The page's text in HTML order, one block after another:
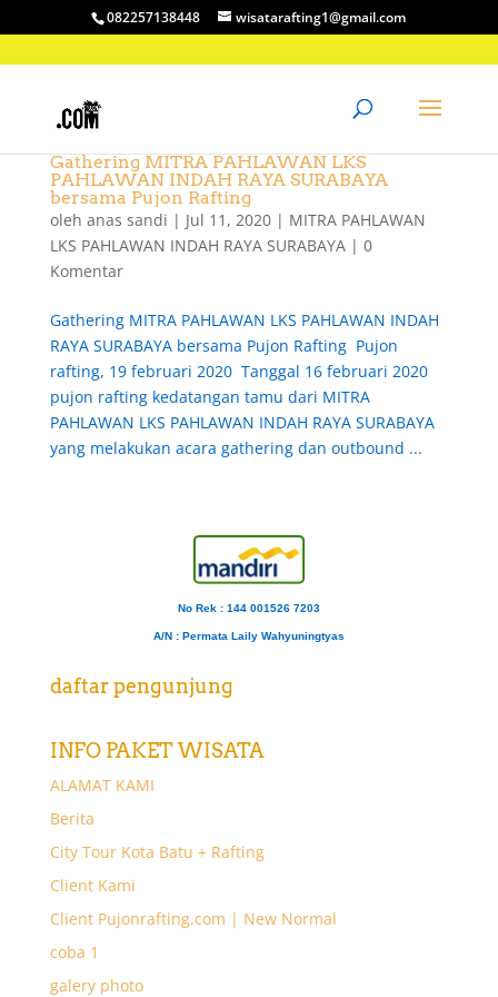
082257138448 wisatarafting1@gmail.com
Gathering MITRA PAHLAWAN LKS
PAHLAWAN INDAH RAYA SURABAYA
bersama Pujon Rafting
oleh anas sandi | Jul 11, 2020| MITRA PAHLAWAN
LKS PAHLAWAN INDAH RAYA SURABAYA| 0
Komentar
Gathering MITRA PAHLAWAN LKS PAHLAWAN INDAH
RAYA SURABAYA bersama Pujon Rafting Pujon
rafting, 19 februari 2020 Tanggal 16 februari 2020
pujon rafting kedatangan tamu dari MITRA
PAHLAWAN LKS PAHLAWAN INDAH RAYA SURABAYA
yang melakukan acara gathering dan outbound ...
No Rek : 144 001526 7203
A/N : Permata Laily Wahyuningtyas
daftar pengunjung
INFO PAKET WISATA
ALAMAT KAMI
Berita
City Tour Kota Batu + Rafting
Client Kami
Client Pujonrafting.com | New Normal
coba 1
galery photo